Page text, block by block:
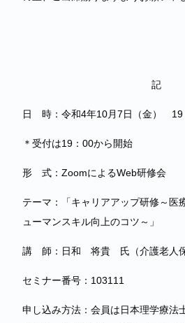
記
日 時：令和4年10月7日（金） 19
＊受付は19：00から開始
形 式：ZoomによるWeb研修会
テーマ：「キャリアアップ研修～医
ューマンスキル向上のコツ～」
講 師：日和 将貴 氏（介護老人保
セミナー番号：103111
申し込み方法：会員は日本理学療法